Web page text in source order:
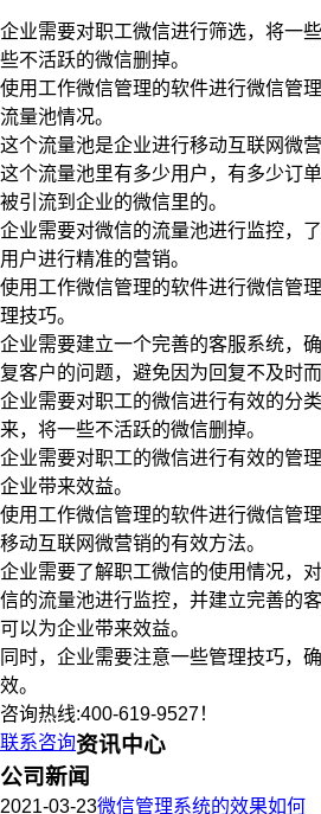
企业需要对职工微信进行筛选，将一
些不活跃的微信删掉。
使用工作微信管理的软件进行微信管
流量池情况。
这个流量池是企业进行移动互联网微
这个流量池里有多少用户，有多少订
被引流到企业的微信里的。
企业需要对微信的流量池进行监控，
用户进行精准的营销。
使用工作微信管理的软件进行微信管
理技巧。
企业需要建立一个完善的客服系统，
复客户的问题，避免因为回复不及时
企业需要对职工的微信进行有效的分
来，将一些不活跃的微信删掉。
企业需要对职工的微信进行有效的管
企业带来效益。
使用工作微信管理的软件进行微信管
移动互联网微营销的有效方法。
企业需要了解职工微信的使用情况，
信的流量池进行监控，并建立完善的
可以为企业带来效益。
同时，企业需要注意一些管理技巧，
效。
咨询热线:400-619-9527！
联系咨询资讯中心
公司新闻
2021-03-23微信管理系统的效果如何